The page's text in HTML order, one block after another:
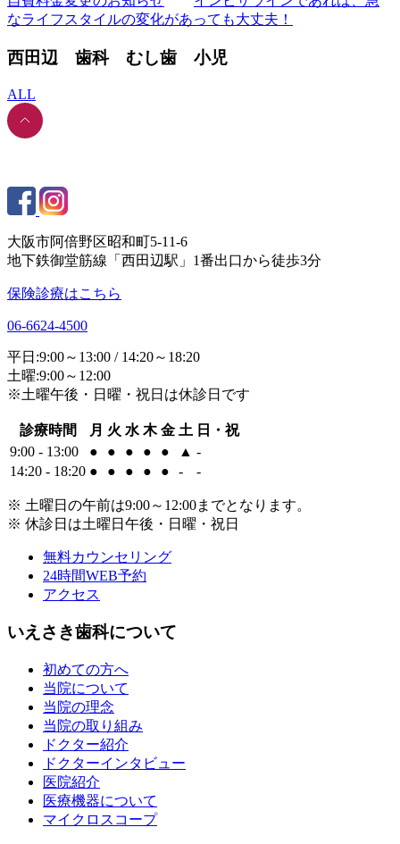
なライフスタイルの変化があっても大丈夫！
西田辺 歯科 むし歯 小児
ALL
大阪市阿倍野区昭和町5-11-6
地下鉄御堂筋線「西田辺駅」1番出口から徒歩3分
保険診療はこちら
06-6624-4500
平日:9:00～13:00 / 14:20～18:20
土曜:9:00～12:00
※土曜午後・日曜・祝日は休診日です
診療時間 月 火 水 木 金 土 日・祝
9:00 - 13:00
● ● ● ● ● ▲ -
14:20 - 18:20 ● ● ● ● ● - -
※ 土曜日の午前は9:00～12:00までとなります。
※ 休診日は土曜日午後・日曜・祝日
無料カウンセリング
24時間WEB予約
アクセス
いえさき歯科について
初めての方へ
当院について
当院の理念
当院の取り組み
ドクター紹介
ドクターインタビュー
医院紹介
医療機器について
マイクロスコープ